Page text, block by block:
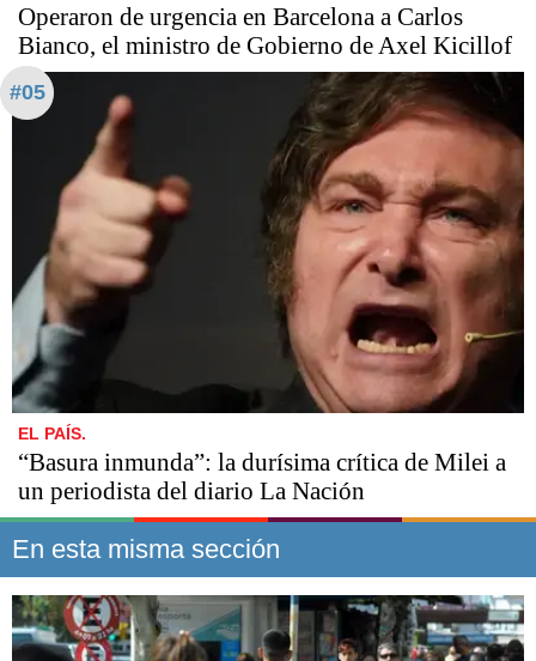
Operaron de urgencia en Barcelona a Carlos
Bianco, el ministro de Gobierno de Axel Kicillof
#05
EL PAÍS.
“Basura inmunda”: la durísima crítica de Milei a
un periodista del diario La Nación
En esta misma sección